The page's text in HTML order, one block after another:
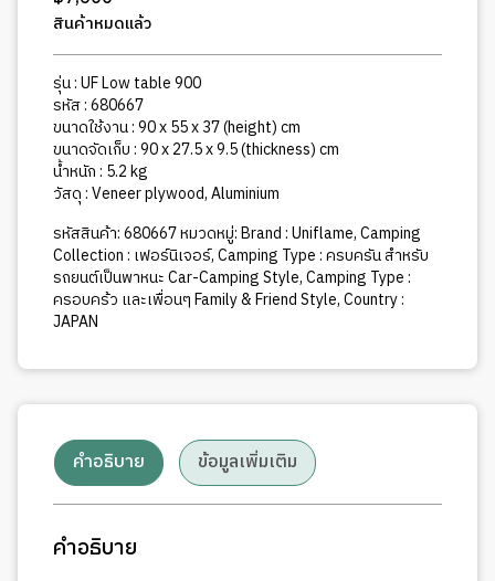
สินค้าหมดแล้ว
รุ่น : UF Low table 900
รหัส : 680667
ขนาดใช้งาน : 90 x 55 x 37 (height) cm
ขนาดจัดเก็บ : 90 x 27.5 x 9.5 (thickness) cm
น้ำหนัก : 5.2 kg
วัสดุ : Veneer plywood, Aluminium
รหัสสินค้า:680667หมวดหมู่:Brand : Uniflame,Camping
Collection : เฟอร์นิเจอร์,Camping Type : ครบครัน สำหรับ
รถยนต์เป็นพาหนะ Car-Camping Style,Camping Type :
ครอบคร้ว และเพื่อนๆ Family & Friend Style,Country :
JAPAN
คำอธิบาย ข้อมูลเพิ่มเติม
คำอธิบาย